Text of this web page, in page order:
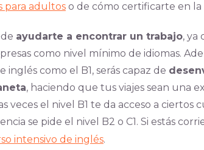
para adultoso de cómo certificarte en la
ayudarte a encontrar un trabajo, ya
como nivel mínimo de idiomas.
como el B1, serás capaz de
, haciendo que tus viajes sean una
veces el nivel B1 te da acceso a ciertos
se pide el nivel B2 o C1. Si estás
intensivo de inglés.